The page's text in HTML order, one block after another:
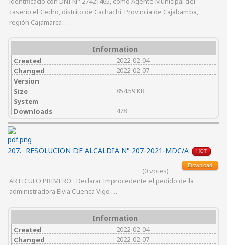
caserío el Cedro, distrito de Cachachi, Provincia de Cajabamba,
región Cajamarca …
Information
Created
2022-02-04
Changed
2022-02-07
Version
Size
854.59 KB
System
Downloads
478
207.- RESOLUCION DE ALCALDIA N° 207-2021-MDC/A HOT
Download
(0 votes)
ARTICULO PRIMERO: Declarar Improcedente el pedido de la
administradora Elvia Cuenca Vigo …
Information
Created
2022-02-04
Changed
2022-02-07